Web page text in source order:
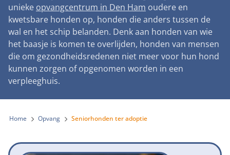
Landelijke registratie bijtincidenten
Verantwoord fokbeleid
Landelijk vuurwerkverbod
Verplichte pre-aanschaf cursus
Gemeentelijk meldpunt bijtincidenten
Bescherming tegen grasaren
Lezingen
Symposium Gemeentelijk Dierenbeleid
Teken onze petitie
Steun als bedrijf
Adopteer een seniorhond
Sponsor een seniorhond
Steun als vrijwilliger
Wat wij doen
Onze organisatie
Samenwerking
Jaarverslag
Vacatures
Donateursmagazine Hond
Contactgegevens
Pers
Nieuws
Nieuwsbrief
Incassodata
Zoeken
unieke opvangcentrum in Den Ham oudere en
kwetsbare honden op, honden die anders tussen de
wal en het schip belanden. Denk aan honden van wie
het baasje is komen te overlijden, honden van mensen
die om gezondheidsredenen niet meer voor hun hond
kunnen zorgen of opgenomen worden in een
verpleeghuis.
Home Opvang Seniorhonden ter adoptie